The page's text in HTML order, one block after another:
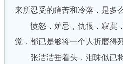
来所忍受的痛苦和冷落，是多
愤怒，妒忌，仇恨，寂寞，
觉，都已是够将一个人折磨得
张洁洁垂着头，泪珠似已将